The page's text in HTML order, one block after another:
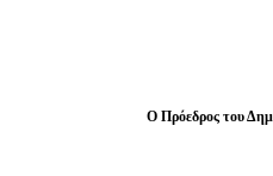
Ο Πρόεδρος του